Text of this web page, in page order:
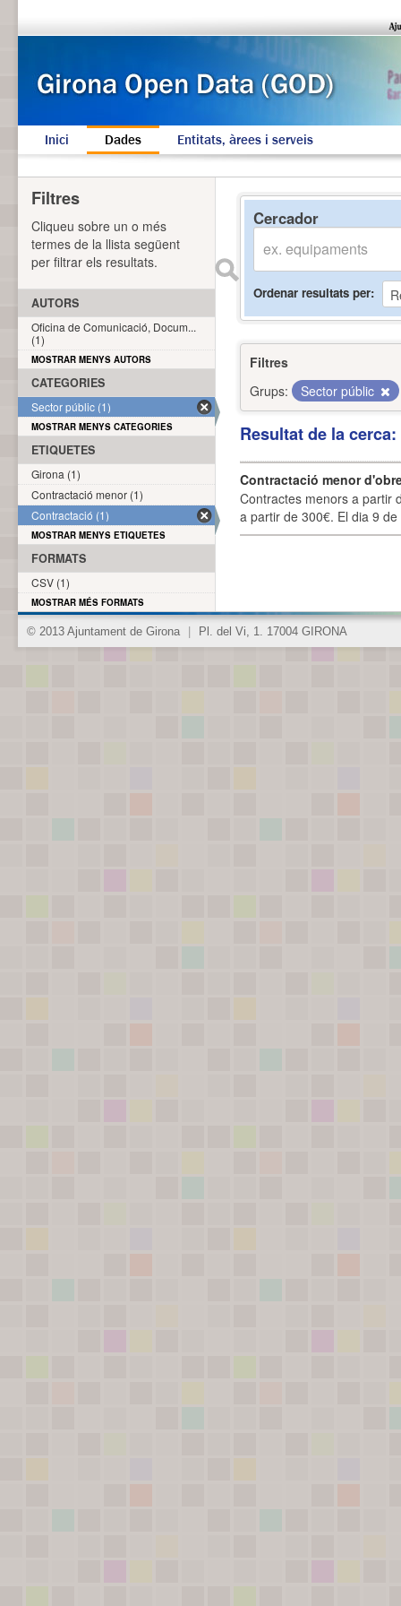
Inici Dades Entitats, àrees i serveis
Cercador
Ordenar resultats per
Filtres
Grups:
Sector públic
Resultat de la
Contractació menor
Contractes menors a partir
a partir de 300€. El dia 9
Filtres
Cliqueu sobre un o més
termes de la llista següent
per filtrar els resultats.
AUTORS
Oficina de Comunicació, Docum...
(1)
MOSTRAR MENYS AUTORS
CATEGORIES
Sector públic (1)
MOSTRAR MENYS CATEGORIES
ETIQUETES
Girona (1)
Contractació menor (1)
Contractació (1)
MOSTRAR MENYS ETIQUETES
FORMATS
CSV (1)
MOSTRAR MÉS FORMATS
© 2013 Ajuntament de Girona Pl. del Vi, 1. 17004 GIRONA